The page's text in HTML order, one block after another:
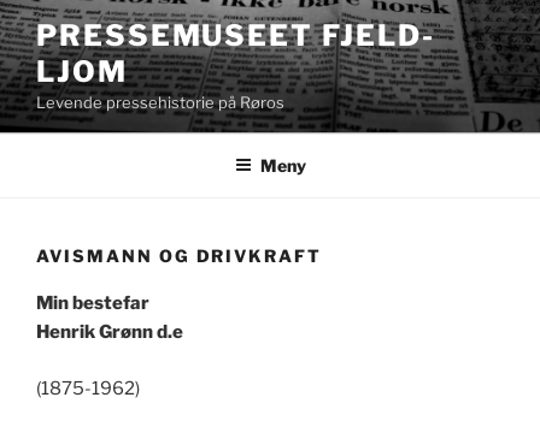
Gå
til
innhold
PRESSEMUSEET FJELD-
LJOM
Levende pressehistorie på Røros
Meny
AVISMANN OG DRIVKRAFT
Min bestefar
Henrik Grønn d.e
(1875-1962)